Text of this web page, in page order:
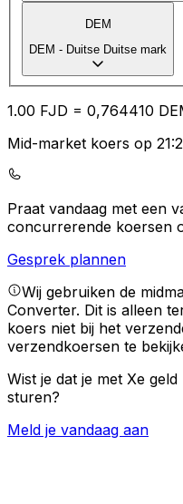
DEM
DEM - Duitse Duitse mark
1.00 FJD = 0,764410
Mid-market koers op
Praat vandaag met een
concurrerende koersen
Gesprek plannen
Wij gebruiken de
Converter. Dit is alleen
koers niet bij het
verzendkoersen te
Wist je dat je met Xe
sturen?
Meld je vandaag aan